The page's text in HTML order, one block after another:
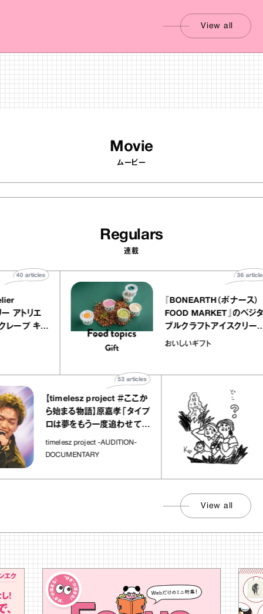
View all
Movie
ムービー
Regulars
連載
atelier
イクアリー アトリエ
』のミルクレープ キャ
40
『BONEARTH（ボ
FOOD MARKET
ブルクラフトアイ
｜真野知子の「お
おいしいギフト
【timelesz project ＃ここか
ら始まる物語】原嘉孝「タイプ
ロは夢をもう一度追わせてく
れた場所」
timelesz project -AUDITION-
DOCUMENTARY
articles
「日経
社会の
View all